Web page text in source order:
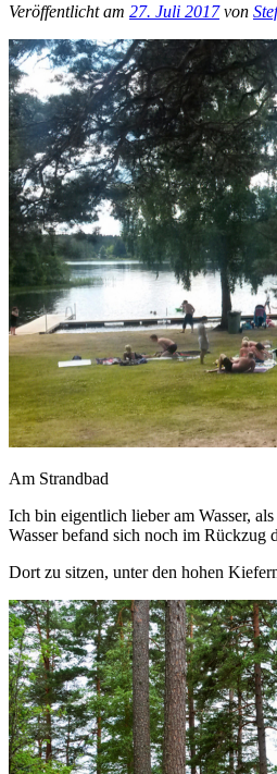
Veröffentlicht am 27. Juli 2017 von
Am Strandbad
Ich bin eigentlich lieber am Wasser,
Wasser befand sich noch im Rückzug
Dort zu sitzen, unter den hohen